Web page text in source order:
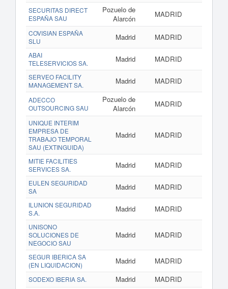
SECURITAS DIRECT
ESPAÑA SAU
Pozuelo de
Alarcón
MADRID
COVISIAN ESPAÑA
SLU
Madrid MADRID
ABAI
TELESERVICIOS SA.
Madrid MADRID
SERVEO FACILITY
MANAGEMENT SA.
Madrid MADRID
ADECCO
OUTSOURCING SAU
Pozuelo de
Alarcón
MADRID
UNIQUE INTERIM
EMPRESA DE
TRABAJO TEMPORAL
SAU (EXTINGUIDA)
Madrid MADRID
MITIE FACILITIES
SERVICES SA.
Madrid MADRID
EULEN SEGURIDAD
SA
Madrid MADRID
ILUNION SEGURIDAD
S.A.
Madrid MADRID
UNISONO
SOLUCIONES DE
NEGOCIO SAU
Madrid MADRID
SEGUR IBERICA SA
(EN LIQUIDACION)
Madrid MADRID
SODEXO IBERIA SA. Madrid MADRID